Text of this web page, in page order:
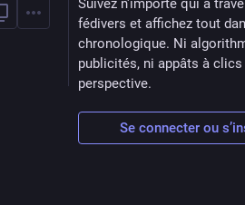
Suivez n'importe qui à
fédivers et affichez tout
chronologique. Ni
publicités, ni appâts à clics
perspective.
Se connecter ou